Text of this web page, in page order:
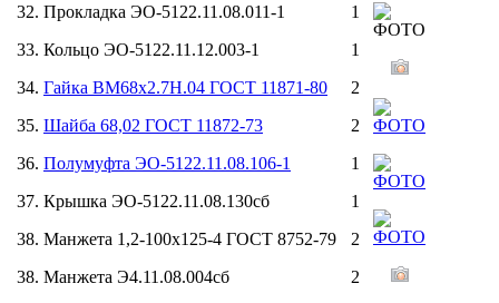
32. Прокладка ЭО-5122.11.08.011-1
33. Кольцо ЭО-5122.11.12.003-1
34. Гайка ВМ68х2.7Н.04 ГОСТ 11871-80
35. Шайба 68,02 ГОСТ 11872-73
36. Полумуфта ЭО-5122.11.08.106-1
37. Крышка ЭО-5122.11.08.130сб
38. Манжета 1,2-100х125-4 ГОСТ 8752-79
38. Манжета Э4.11.08.004сб
1
1
2
2
1
1
2
2